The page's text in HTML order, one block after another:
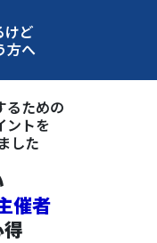
けど
方へ
るための
ントを
した
催者